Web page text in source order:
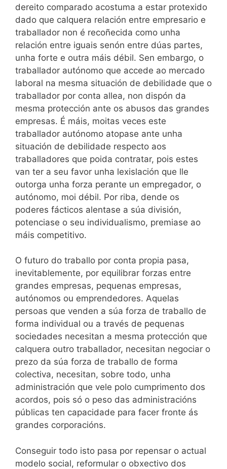
dereito comparado acostuma a estar protexido
dado que calquera relación entre empresario e
traballador non é recoñecida como unha
relación entre iguais senón entre dúas partes,
unha forte e outra máis débil. Sen embargo, o
traballador autónomo que accede ao mercado
laboral na mesma situación de debilidade que o
traballador por conta allea, non dispón da
mesma protección ante os abusos das grandes
empresas. É máis, moitas veces este
traballador autónomo atopase ante unha
situación de debilidade respecto aos
traballadores que poida contratar, pois estes
van ter a seu favor unha lexislación que lle
outorga unha forza perante un empregador, o
autónomo, moi débil. Por riba, dende os
poderes fácticos alentase a súa división,
potenciase o seu individualismo, premiase ao
máis competitivo.
O futuro do traballo por conta propia pasa,
inevitablemente, por equilibrar forzas entre
grandes empresas, pequenas empresas,
autónomos ou emprendedores. Aquelas
persoas que venden a súa forza de traballo de
forma individual ou a través de pequenas
sociedades necesitan a mesma protección que
calquera outro traballador, necesitan negociar o
prezo da súa forza de traballo de forma
colectiva, necesitan, sobre todo, unha
administración que vele polo cumprimento dos
acordos, pois só o peso das administracións
públicas ten capacidade para facer fronte ás
grandes corporacións.
Conseguir todo isto pasa por repensar o actual
modelo social, reformular o obxectivo dos